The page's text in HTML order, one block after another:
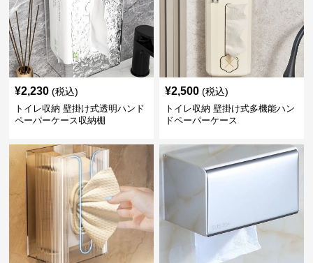
¥2,230 (税込)
トイレ収納 壁掛け式透明ハンド
ペーパーケース収納棚
¥2,500 (税込)
トイレ収納 壁掛け式多機能ハン
ドペーパーケース